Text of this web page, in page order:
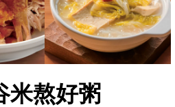
米熬好粥